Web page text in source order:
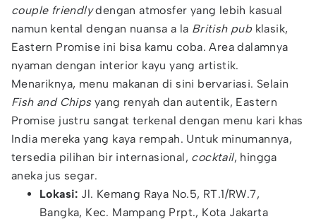
couple friendlydengan atmosfer yang lebih kasual
namun kental dengan nuansa a la British pubklasik,
Eastern Promise ini bisa kamu coba. Area dalamnya
nyaman dengan interior kayu yang artistik.
Menariknya, menu makanan di sini bervariasi. Selain
Fish and Chipsyang renyah dan autentik, Eastern
Promise justru sangat terkenal dengan menu kari khas
India mereka yang kaya rempah. Untuk minumannya,
tersedia pilihan bir internasional, cocktail, hingga
aneka jus segar.
Lokasi: Jl. Kemang Raya No.5, RT.1/RW.7,
Bangka, Kec. Mampang Prpt., Kota Jakarta